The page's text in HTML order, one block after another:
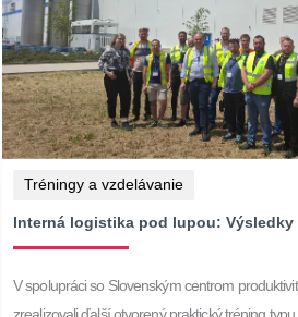
Tréningy a vzdelávanie
Interná logistika pod lupou:
V spolupráci so Slovenským centrom
zrealizovali ďalší otvorený praktický tréning typu